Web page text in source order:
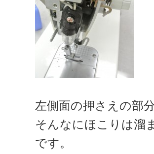
左側面の押さえの部分
そんなにほこりは溜
です。